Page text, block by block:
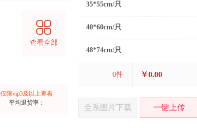
查看全部
仅限vip3及以上查看
平均退货率：
35*55cm/只
40*60cm/只
48*74cm/只
0件 ￥0.00
全系图片下载 一键上传